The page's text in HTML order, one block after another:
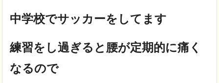
中学校でサッカーをしてます
練習をし過ぎると腰が定期的に痛く
なるので